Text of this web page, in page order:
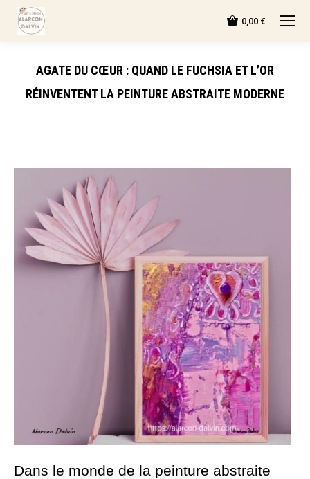
0,00 €
AGATE DU CŒUR : QUAND LE FUCHSIA ET L’OR
RÉINVENTENT LA PEINTURE ABSTRAITE MODERNE
Dans le monde de la peinture abstraite